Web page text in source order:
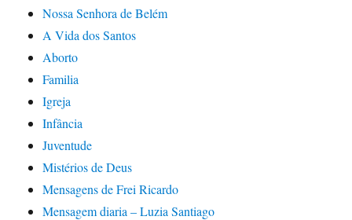
Nossa Senhora de Belém
A Vida dos Santos
Aborto
Familia
Igreja
Infância
Juventude
Mistérios de Deus
Mensagens de Frei Ricardo
Mensagem diaria – Luzia Santiago